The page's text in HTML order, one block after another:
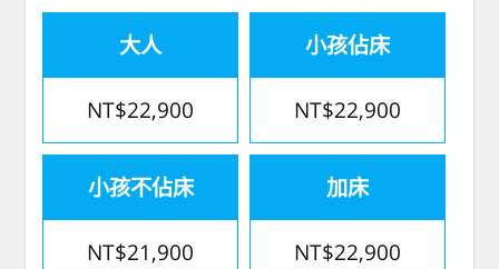
大人
NT$22,900
小孩佔床
NT$22,900
小孩不佔床
NT$21,900
加床
NT$22,900